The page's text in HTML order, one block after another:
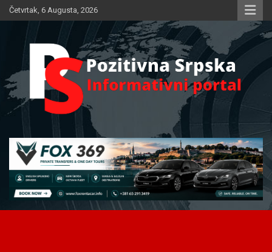
Skip
to
Četvrtak, 6 Augusta, 2026
Pozitivna Srpska